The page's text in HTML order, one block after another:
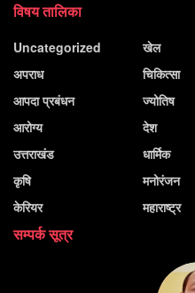
विषय तालिका
Uncategorized
अपराध
आपदा प्रबंधन
आरोग्य
उत्तराखंड
कृषि
केरियर
खेल
चिकित्सा
ज्योतिष
देश
धार्मिक
मनोरंजन
महाराष्ट्र
सम्पर्क सूत्र